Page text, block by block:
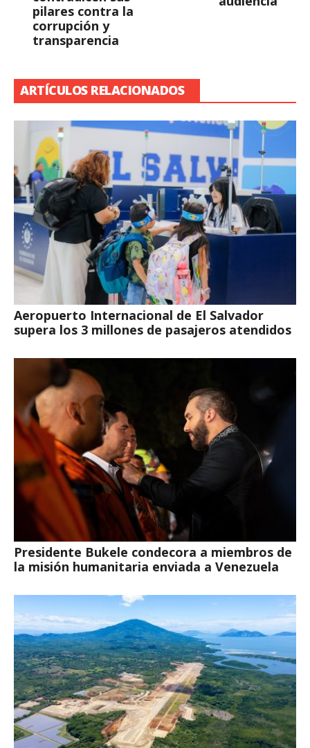
pilares contra la
corrupción y
transparencia
ARTÍCULOS RELACIONADOS
Aeropuerto Internacional de El Salvador
supera los 3 millones de pasajeros atendidos
Presidente Bukele condecora a miembros de
la misión humanitaria enviada a Venezuela